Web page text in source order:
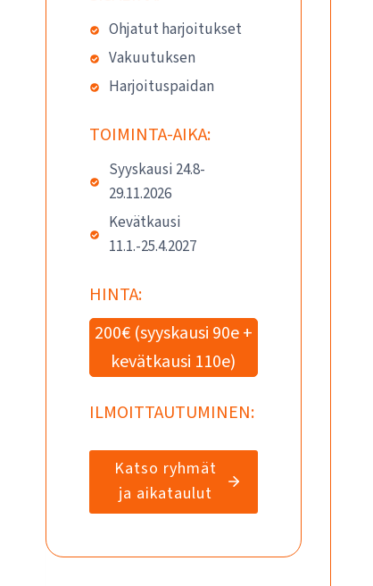
Ohjatut harjoitukset
Vakuutuksen
Harjoituspaidan
TOIMINTA-AIKA:
Syyskausi 24.8-
29.11.2026
Kevätkausi
11.1.-25.4.2027
HINTA:
200€ (syyskausi 90e +
kevätkausi 110e)
ILMOITTAUTUMINEN:
Katso ryhmät
ja aikataulut